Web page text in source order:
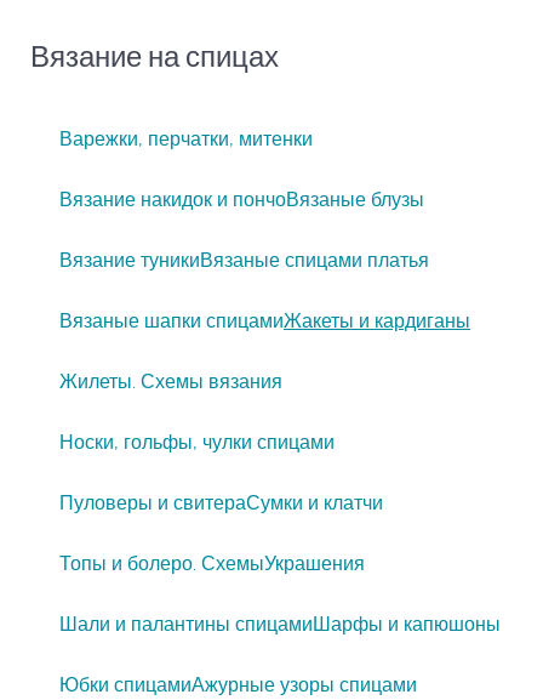
Вязание на спицах
Варежки, перчатки, митенки
Вязание накидок и пончоВязаные блузы
Вязание туникиВязаные спицами платья
Вязаные шапки спицамиЖакеты и кардиганы
Жилеты. Схемы вязания
Носки, гольфы, чулки спицами
Пуловеры и свитераСумки и клатчи
Топы и болеро. СхемыУкрашения
Шали и палантины спицамиШарфы и капюшоны
Юбки спицамиАжурные узоры спицами